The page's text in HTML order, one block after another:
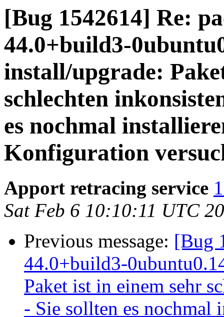
[Bug 1542614] Re:
44.0+build3-
install/upgrade:
schlechten
es nochmal
Konfiguration
Apport retracing service
Sat Feb 6 10:10:11 UTC
Previous message: [Bug
44.0+build3-
Paket ist in einem sehr
- Sie sollten es nochmal